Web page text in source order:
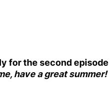
for the second
have a great summer!